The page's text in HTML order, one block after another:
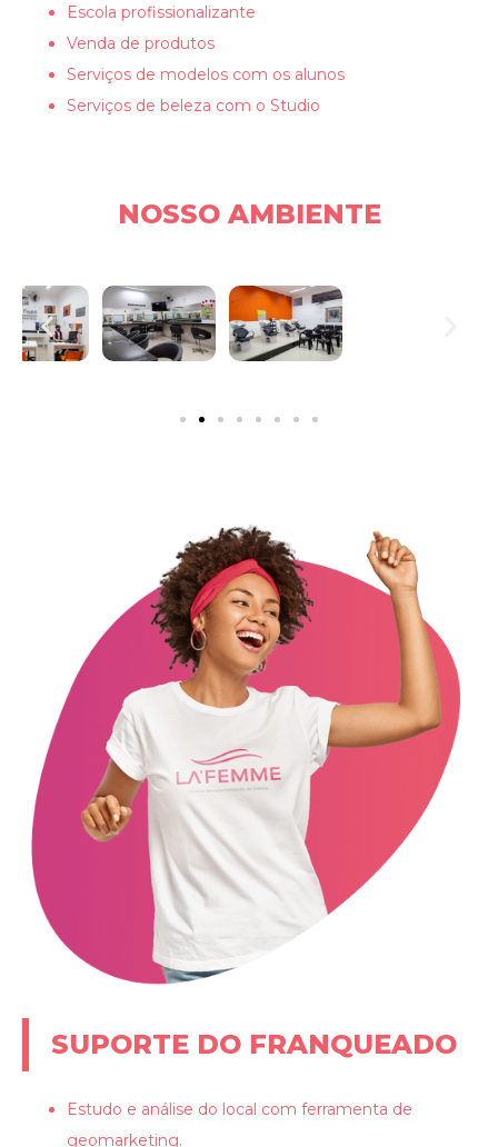
Escola profissionalizante
Venda de produtos
Serviços de modelos com os alunos
Serviços de beleza com o Studio
NOSSO AMBIENTE
SUPORTE DO FRANQUEADO
Estudo e análise do local com ferramenta de
geomarketing.